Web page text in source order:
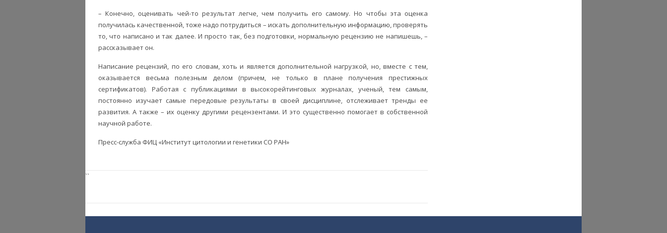
– Конечно, оценивать чей-то результат легче, чем получить его самому. Но чтобы эта оценка
получилась качественной, тоже надо потрудиться – искать дополнительную информацию, проверять
то, что написано и так далее. И просто так, без подготовки, нормальную рецензию не напишешь, –
рассказывает он.
Написание рецензий, по его словам, хоть и является дополнительной нагрузкой, но, вместе с тем,
оказывается весьма полезным делом (причем, не только в плане получения престижных
сертификатов). Работая с публикациями в высокорейтинговых журналах, ученый, тем самым,
постоянно изучает самые передовые результаты в своей дисциплине, отслеживает тренды ее
развития. А также – их оценку другими рецензентами. И это существенно помогает в собственной
научной работе.
Пресс-служба ФИЦ «Институт цитологии и генетики СО РАН»
``